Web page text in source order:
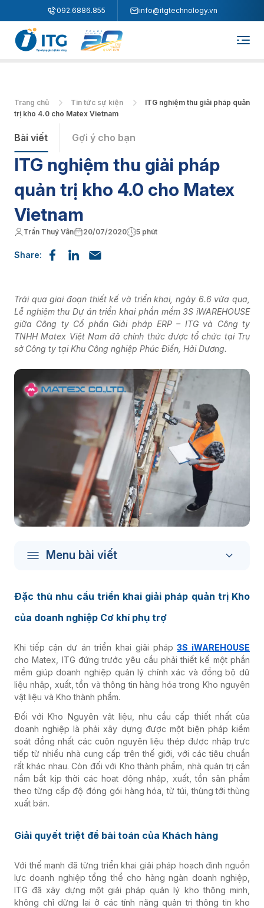
092.6886.855 info@itgtechnology.vn
Trang chủ Tin tức sự kiện
ITG nghiệm thu giải pháp quản
trị kho 4.0 cho Matex Vietnam
Bài viết Gợi ý cho bạn
ITG nghiệm thu giải pháp
quản trị kho 4.0 cho Matex
Vietnam
Trần Thuý Vân 20/07/2020 5 phút
Share:
Trải qua giai đoạn thiết kế và triển khai, ngày 6.6 vừa qua,
Lễ nghiệm thu Dự án triển khai phần mềm 3S iWAREHOUSE
giữa Công ty Cổ phần Giải pháp ERP – ITG và Công ty
TNHH Matex Việt Nam đã chính thức được tổ chức tại Trụ
sở Công ty tại Khu Công nghiệp Phúc Điền, Hải Dương.
Menu bài viết
Đặc thù nhu cầu triển khai giải pháp quản trị Kho
của doanh nghiệp Cơ khí phụ trợ
Khi tiếp cận dự án triển khai giải pháp3S iWAREHOUSE
cho Matex, ITG đứng trước yêu cầu phải thiết kế một phần
mềm giúp doanh nghiệp quản lý chính xác và đồng bộ dữ
liệu nhập, xuất, tồn và thông tin hàng hóa trong Kho nguyên
vật liệu và Kho thành phẩm.
Đối với Kho Nguyên vật liệu, nhu cầu cấp thiết nhất của
doanh nghiệp là phải xây dựng được một biện pháp kiểm
soát đồng nhất các cuộn nguyên liệu thép được nhập trực
tiếp từ nhiều nhà cung cấp trên thế giới, với các tiêu chuẩn
rất khác nhau. Còn đối với Kho thành phẩm, nhà quản trị cần
nắm bắt kịp thời các hoạt động nhập, xuất, tồn sản phẩm
theo từng cấp độ đóng gói hàng hóa, từ túi, thùng tới thùng
xuất bán.
Giải quyết triệt để bài toán của Khách hàng
Với thế mạnh đã từng triển khai giải pháp hoạch định nguồn
lực doanh nghiệp tổng thể cho hàng ngàn doanh nghiệp,
ITG đã xây dựng một giải pháp quản lý kho thông minh,
không chỉ dừng lại ở các tính năng quản trị thông tin kho